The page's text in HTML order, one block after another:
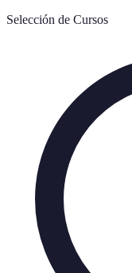
Selección de Cursos